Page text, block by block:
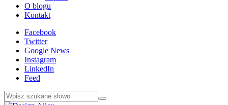
O blogu
Kontakt
Facebook
Twitter
Google News
Instagram
LinkedIn
Feed